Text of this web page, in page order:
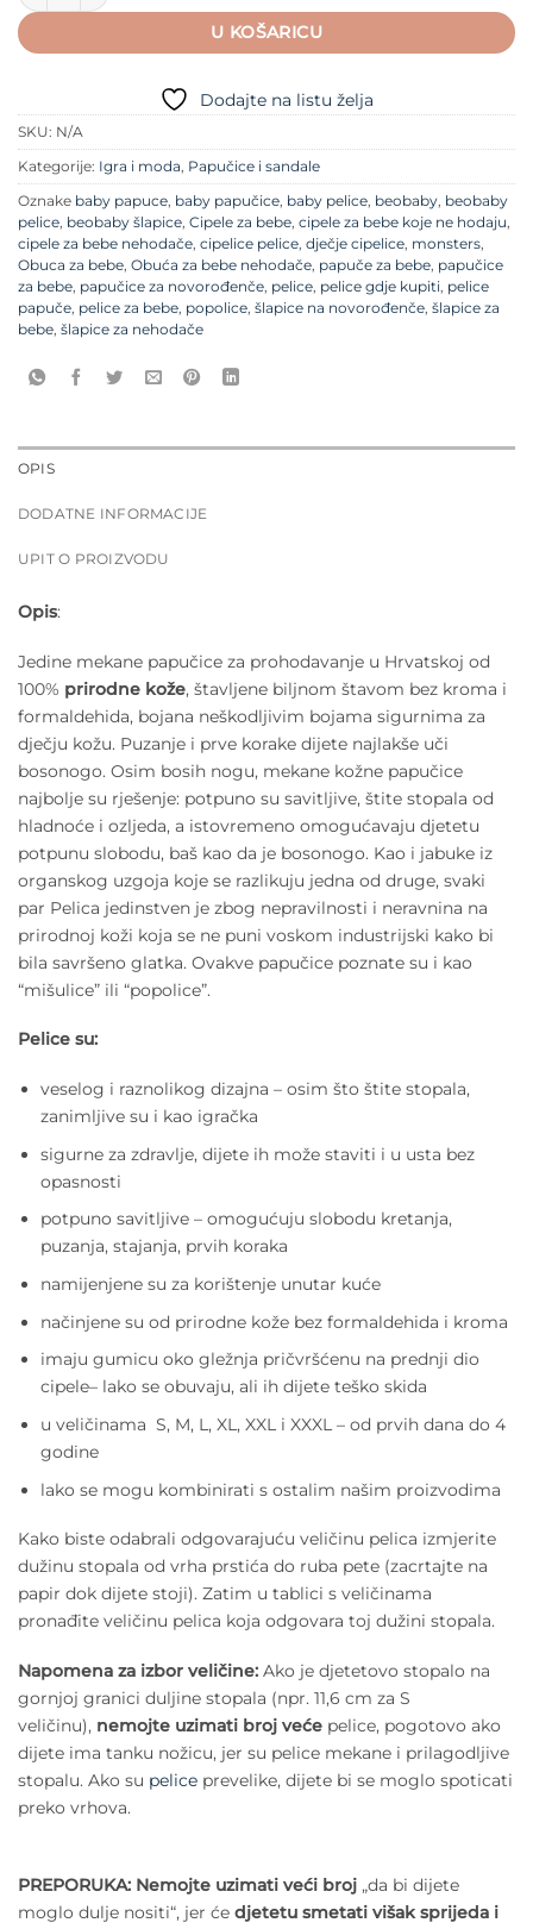
U KOŠARICU
Dodajte na listu želja
SKU: N/A
Kategorije: Igra i moda, Papučice i sandale
Oznake baby papuce, baby papučice, baby pelice, beobaby, beobaby
pelice, beobaby šlapice, Cipele za bebe, cipele za bebe koje ne hodaju,
cipele za bebe nehodače, cipelice pelice, dječje cipelice, monsters,
Obuca za bebe, Obuća za bebe nehodače, papuče za bebe, papučice
za bebe, papučice za novorođenče, pelice, pelice gdje kupiti, pelice
papuče, pelice za bebe, popolice, šlapice na novorođenče, šlapice za
bebe, šlapice za nehodače
OPIS
DODATNE INFORMACIJE
UPIT O PROIZVODU
Opis:
Jedine mekane papučice za prohodavanje u Hrvatskoj od
100% prirodne kože, štavljene biljnom štavom bez kroma i
formaldehida, bojana neškodljivim bojama sigurnima za
dječju kožu. Puzanje i prve korake dijete najlakše uči
bosonogo. Osim bosih nogu, mekane kožne papučice
najbolje su rješenje: potpuno su savitljive, štite stopala od
hladnoće i ozljeda, a istovremeno omogućavaju djetetu
potpunu slobodu, baš kao da je bosonogo. Kao i jabuke iz
organskog uzgoja koje se razlikuju jedna od druge, svaki
par Pelica jedinstven je zbog nepravilnosti i neravnina na
prirodnoj koži koja se ne puni voskom industrijski kako bi
bila savršeno glatka. Ovakve papučice poznate su i kao
“mišulice” ili “popolice”.
Pelice su:
veselog i raznolikog dizajna – osim što štite stopala,
zanimljive su i kao igračka
sigurne za zdravlje, dijete ih može staviti i u usta bez
opasnosti
potpuno savitljive – omogućuju slobodu kretanja,
puzanja, stajanja, prvih koraka
namijenjene su za korištenje unutar kuće
načinjene su od prirodne kože bez formaldehida i kroma
imaju gumicu oko gležnja pričvršćenu na prednji dio
cipele– lako se obuvaju, ali ih dijete teško skida
u veličinama S, M, L, XL, XXL i XXXL – od prvih dana do 4
godine
lako se mogu kombinirati s ostalim našim proizvodima
Kako biste odabrali odgovarajuću veličinu pelica izmjerite
dužinu stopala od vrha prstića do ruba pete (zacrtajte na
papir dok dijete stoji). Zatim u tablici s veličinama
pronađite veličinu pelica koja odgovara toj dužini stopala.
Napomena za izbor veličine: Ako je djetetovo stopalo na
gornjoj granici duljine stopala (npr. 11,6 cm za S
veličinu), nemojte uzimati broj veće pelice, pogotovo ako
dijete ima tanku nožicu, jer su pelice mekane i prilagodljive
stopalu. Ako su pelice prevelike, dijete bi se moglo spoticati
preko vrhova.
PREPORUKA: Nemojte uzimati veći broj „da bi dijete
moglo dulje nositi“, jer će djetetu smetati višak sprijeda i